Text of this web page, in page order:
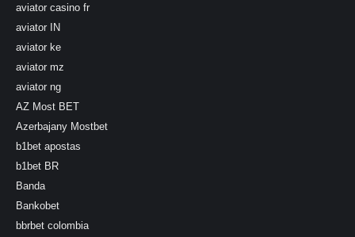
aviator casino fr
aviator IN
aviator ke
aviator mz
aviator ng
AZ Most BET
Azerbajany Mostbet
b1bet apostas
b1bet BR
Banda
Bankobet
bbrbet colombia